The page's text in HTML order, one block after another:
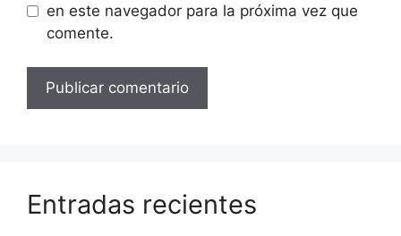
en este navegador para la próxima vez que
comente.
Entradas recientes